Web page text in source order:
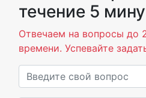
течение 5
Отвечаем на вопросы до
времени. Успевайте